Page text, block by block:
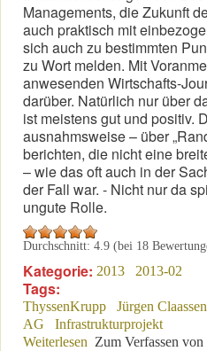
Managements, die Zukunft
auch praktisch mit
sich auch zu bestimmten
zu Wort melden. Mit
anwesenden Wirtschafts-
darüber. Natürlich nur über
ist meistens gut und positiv.
ausnahmsweise – über
berichten, die nicht eine
– wie das oft auch in der
der Fall war. - Nicht nur da
ungute Rolle.
Durchschnitt: 4.9 (bei 18
Kategorie: 2013 2013-02
Tags:
ThyssenKrupp Jürgen Claassen
AG
Infrastrukturprojekt
Weiterlesen über „Info-Nest“
Zum Verfassen